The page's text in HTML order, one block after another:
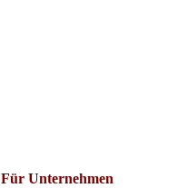
Für Unternehmen